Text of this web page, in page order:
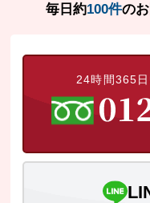
毎日約100件の
24時間365